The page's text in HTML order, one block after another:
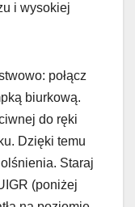
i wysokiej
połącz
biurkową.
do ręki
Dzięki temu
Staraj
(poniżej